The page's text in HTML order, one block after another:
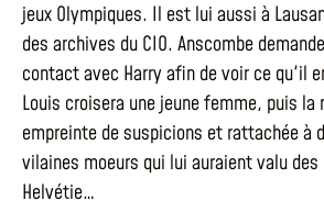
jeux Olympiques. Il est lui aussi à
des archives du CIO. Anscombe
contact avec Harry afin de voir ce qu'il
Louis croisera une jeune femme, puis la
empreinte de suspicions et rattachée à
vilaines moeurs qui lui auraient valu
Helvétie…